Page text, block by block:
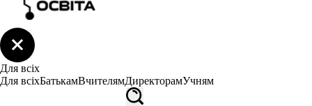
Для всіх
Для всіхБатькамВчителямДиректорамУчням